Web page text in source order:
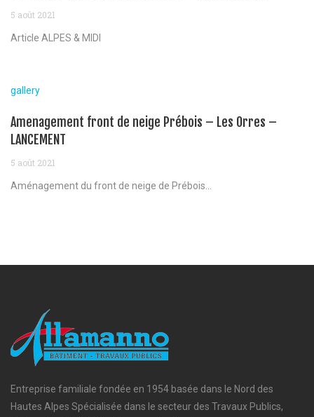
5 août 2021
Article ALPES & MIDI
gallery
Amenagement front de neige Prébois – Les Orres –
LANCEMENT
5 août 2021
Aménagement du front de neige de Prébois...
Entreprise familiale fondée en 1954 basée dans le Nord des
Hautes Alpes Spécialisée dans le secteur des Travaux Publics,